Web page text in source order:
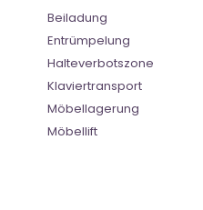
Beiladung
Entrümpelung
Halteverbotszone
Klaviertransport
Möbellagerung
Möbellift